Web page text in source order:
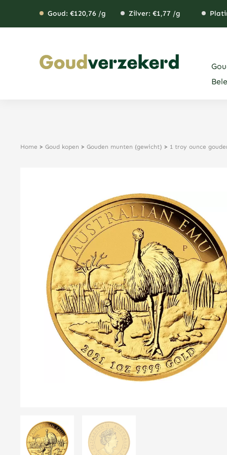
Goud: €120,76 /g Zilver: €1,77 /g
Home > Goud kopen > Gouden munten (gewicht) > 1 troy ounce